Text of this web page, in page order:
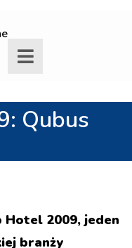
Qubus
Hotel 2009, jeden
branży